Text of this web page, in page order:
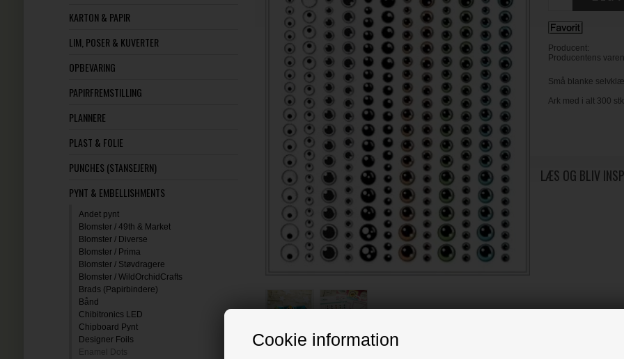
Cookie information
KARTON & PAPIR
LIM, POSER & KUVERTER
OPBEVARING
PAPIRFREMSTILLING
PLANNERE
PLAST & FOLIE
PUNCHES (STANSEJERN)
PYNT & EMBELLISHMENTS
Andet pynt
Blomster / 49th & Market
Blomster / Diverse
Blomster / Prima
Blomster / Støvdragere
Blomster / WildOrchidCrafts
Brads (Papirbindere)
Bånd
Chibitronics LED
Chipboard Pynt
Designer Foils
Enamel Dots
Producent:
Producentens
Små blanke
Ark med i alt 300
LÆS OG BLIV